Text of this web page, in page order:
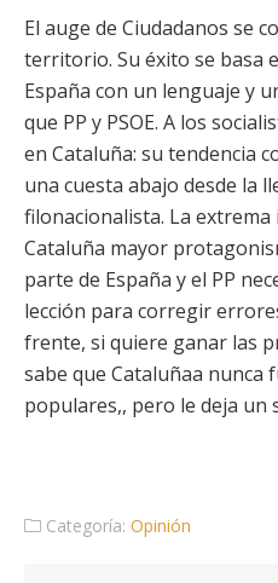
El auge de Ciudadanos se
territorio. Su éxito se basa
España con un lenguaje y
que PP y PSOE. A los
en Cataluña: su tendencia
una cuesta abajo desde la
filonacionalista. La extrema
Cataluña mayor
parte de España y el PP
lección para corregir
frente, si quiere ganar las
sabe que Cataluñaa nunca
populares,, pero le deja un
Categoría: Opinión